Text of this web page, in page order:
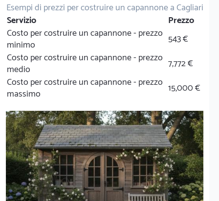
Esempi di prezzi per costruire un capannone a Cagliari
Servizio
Prezzo
Costo per costruire un capannone - prezzo
minimo
543 €
Costo per costruire un capannone - prezzo
medio
7,772 €
Costo per costruire un capannone - prezzo
massimo
15,000 €